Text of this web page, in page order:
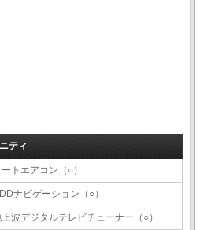
ティ
トエアコン（○）
ナビゲーション（○）
波デジタルテレビチューナー（○）